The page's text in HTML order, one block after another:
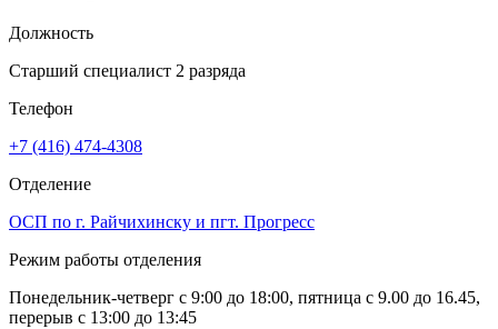
Должность
Старший специалист 2 разряда
Телефон
+7 (416) 474-4308
Отделение
ОСП по г. Райчихинску и пгт. Прогресс
Режим работы отделения
Понедельник-четверг с 9:00 до 18:00, пятница с 9.00 до 16.45,
перерыв с 13:00 до 13:45